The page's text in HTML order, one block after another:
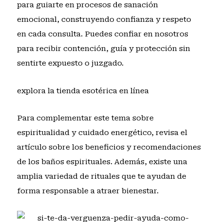
para guiarte en procesos de sanación
emocional, construyendo confianza y respeto
en cada consulta. Puedes confiar en nosotros
para recibir contención, guía y protección sin
sentirte expuesto o juzgado.
explora la tienda esotérica en línea
Para complementar este tema sobre
espiritualidad y cuidado energético, revisa el
artículo sobre los beneficios y recomendaciones
de los baños espirituales. Además, existe una
amplia variedad de rituales que te ayudan de
forma responsable a atraer bienestar.